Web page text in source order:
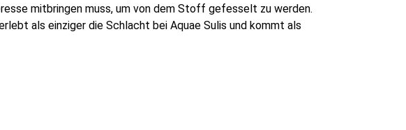
mitbringen muss, um von dem Stoff gefesselt zu werden.
als einziger die Schlacht bei Aquae Sulis und kommt als